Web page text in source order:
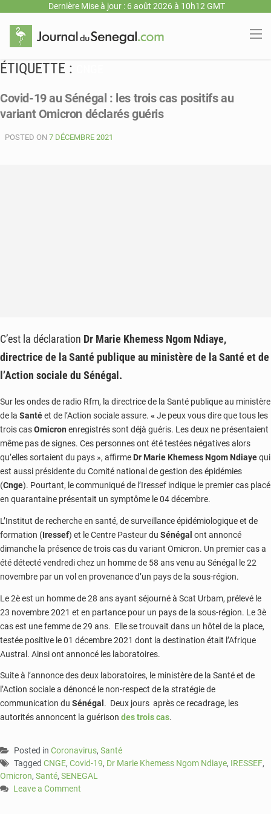
Dernière Mise à jour : 6 août 2026 à 10h12 GMT
ÉTIQUETTE :
Covid-19 au Sénégal : les trois cas positifs au
variant Omicron déclarés guéris
POSTED ON 7 DÉCEMBRE 2021
C’est la déclaration Dr Marie Khemess Ngom Ndiaye,
directrice de la Santé publique au ministère de la Santé et de
l’Action sociale du Sénégal.
Sur les ondes de radio Rfm, la directrice de la Santé publique au ministère
de la Santéet de l’Action sociale assure. « Je peux vous dire que tous les
trois casOmicron enregistrés sont déjà guéris. Les deux ne présentaient
même pas de signes. Ces personnes ont été testées négatives alors
qu’elles sortaient du pays », affirme Dr Marie Khemess Ngom Ndiayequi
est aussi présidente du Comité national de gestion des épidémies
(Cnge). Pourtant, le communiqué de l’Iressef indique le premier cas placé
en quarantaine présentait un symptôme le 04 décembre.
L’Institut de recherche en santé, de surveillance épidémiologique et de
formation (Iressef) et le Centre Pasteur du Sénégal ont annoncé
dimanche la présence de trois cas du variant Omicron. Un premier cas a
été détecté vendredi chez un homme de 58 ans venu au Sénégal le 22
novembre par un vol en provenance d’un pays de la sous-région.
Le 2è est un homme de 28 ans ayant séjourné à Scat Urbam, prélevé le
23 novembre 2021 et en partance pour un pays de la sous-région. Le 3è
cas est une femme de 29 ans. Elle se trouvait dans un hôtel de la place,
testée positive le 01 décembre 2021 dont la destination était l’Afrique
Austral. Ainsi ont annoncé les laboratoires.
Suite à l’annonce des deux laboratoires, le ministère de la Santé et de
l’Action sociale a dénoncé le non-respect de la stratégie de
communication du Sénégal . Deux jours après ce recadrage, les
autorités annoncent la guérison des trois cas.
Posted in Coronavirus, Santé
Tagged CNGE, Covid-19, Dr Marie Khemess Ngom Ndiaye, IRESSEF,
Omicron, Santé, SENEGAL
Leave a Comment